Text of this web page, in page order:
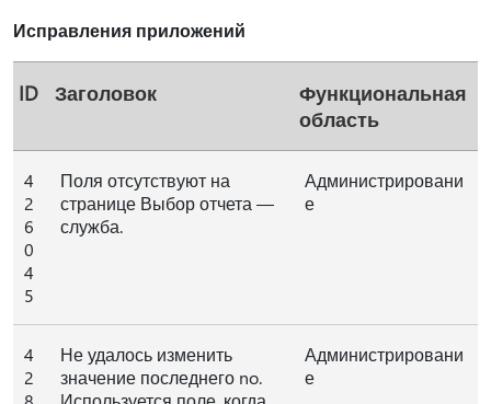
Исправления приложений
ID Заголовок
Функциональная
область
4
2
6
0
4
5
Поля отсутствуют на
странице Выбор отчета —
служба.
Администрировани
е
4
2
Не удалось изменить
значение последнего no.
Администрировани
е